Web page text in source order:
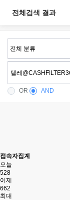
전체검색 결과
OR AND
접속자집계
오늘
528
어제
662
최대